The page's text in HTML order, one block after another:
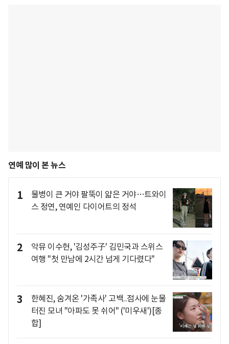
연예 많이 본 뉴스
1
물병이 큰 거야 팔뚝이 얇은 거야…트와이
스 정연, 연예인 다이어트의 정석
2
악뮤 이수현, '김성주子' 김민국과 스위스
여행 "첫 만남에 2시간 넘게 기다렸다"
3
한혜진, 숨겨온 '가족사' 고백..점사에 눈물
터진 모녀 "아파도 못 쉬어" ('미우새')[종
합]